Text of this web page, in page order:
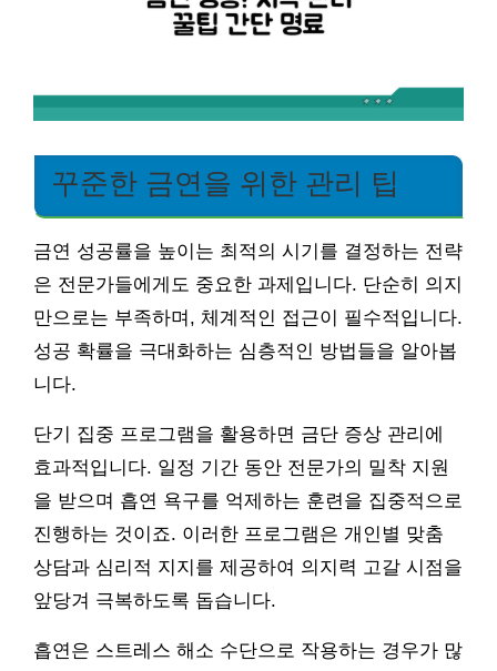
꾸준한 금연을 위한 관리 팁
금연 성공률을 높이는 최적의 시기를 결정하는 전략
은 전문가들에게도 중요한 과제입니다. 단순히 의지
만으로는 부족하며, 체계적인 접근이 필수적입니다.
성공 확률을 극대화하는 심층적인 방법들을 알아봅
니다.
단기 집중 프로그램을 활용하면 금단 증상 관리에
효과적입니다. 일정 기간 동안 전문가의 밀착 지원
을 받으며 흡연 욕구를 억제하는 훈련을 집중적으로
진행하는 것이죠. 이러한 프로그램은 개인별 맞춤
상담과 심리적 지지를 제공하여 의지력 고갈 시점을
앞당겨 극복하도록 돕습니다.
흡연은 스트레스 해소 수단으로 작용하는 경우가 많